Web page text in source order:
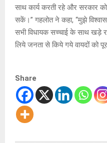
साथ कार्य करती रहे और सरकार
सकें।” गहलोत ने कहा, ‘‘मुझे
सभी विधायक सच्चाई के साथ खड़े
लिये जनता से किये गये वायदों को
Share